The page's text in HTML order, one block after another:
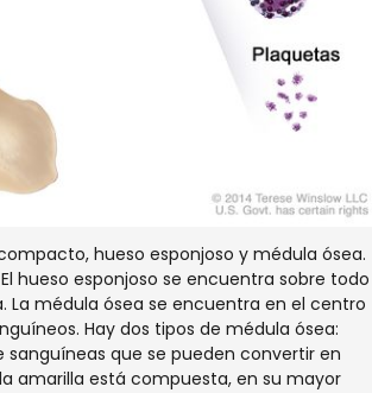
hueso esponjoso y médula ósea.
hueso esponjoso se encuentra sobre todo
La médula ósea se encuentra en el centro
Hay dos tipos de médula ósea:
que se pueden convertir en
amarilla está compuesta, en su mayor